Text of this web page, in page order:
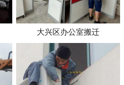
大兴区办公室搬迁